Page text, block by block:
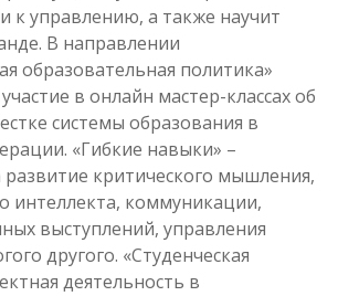
к управлению, а также научит
В направлении
образовательная политика»
в онлайн мастер-классах об
системы образования в
«Гибкие навыки» –
критического мышления,
интеллекта, коммуникации,
выступлений, управления
другого. «Студенческая
деятельность в